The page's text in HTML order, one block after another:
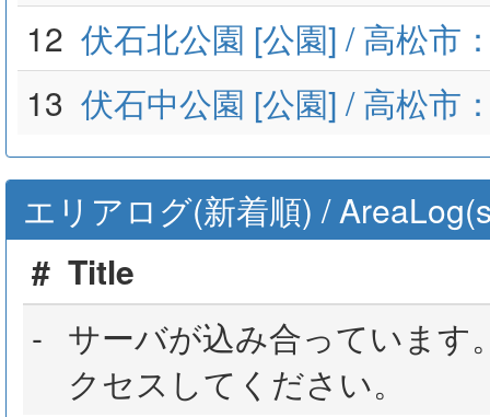
12 伏石北公園 [公園] / 高松市
13 伏石中公園 [公園] / 高松市
エリアログ(新着順) /
# Title
- サーバが込み合っていま
クセスしてください。